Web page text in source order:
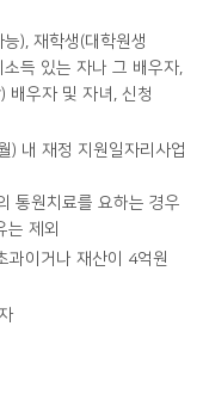
), 재학생(대학원생
득 있는 자나 그 배우자,
배우자 및 자녀, 신청
) 내 재정 지원일자리사업
통원치료를 요하는 경우
는 제외
과이거나 재산이 4억원